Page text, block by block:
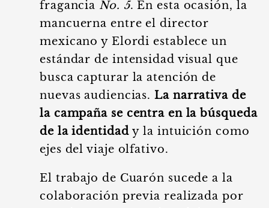
fragancia No. 5. En esta ocasión, la
mancuerna entre el director
mexicano y Elordi establece un
estándar de intensidad visual que
busca capturar la atención de
nuevas audiencias.La narrativa de
la campaña se centra en la búsqueda
de la identidady la intuición como
ejes del viaje olfativo.
El trabajo de Cuarón sucede a la
colaboración previa realizada por